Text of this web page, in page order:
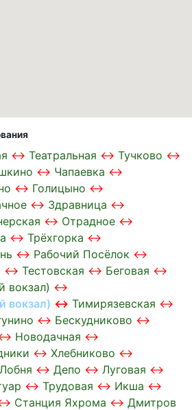
Театральная
Тучково
Чапаевка
Голицыно
Здравница
Отрадное
Трёхгорка
Рабочий Посёлок
Тестовская
Беговая
вокзал)
вокзал)
Тимирязевская
Бескудниково
Новодачная
Хлебниково
Лобня Депо
Луговая
Трудовая
Икша
Станция Яхрома Дмитров